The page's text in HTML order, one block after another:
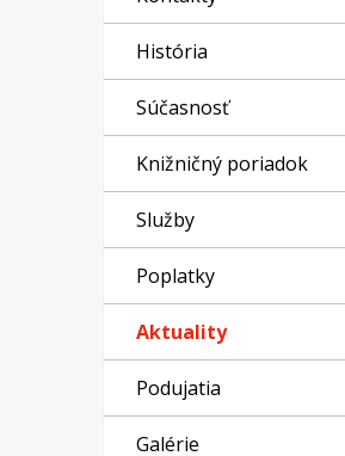
História
Súčasnosť
Knižničný poriadok
Služby
Poplatky
Aktuality
Podujatia
Galérie